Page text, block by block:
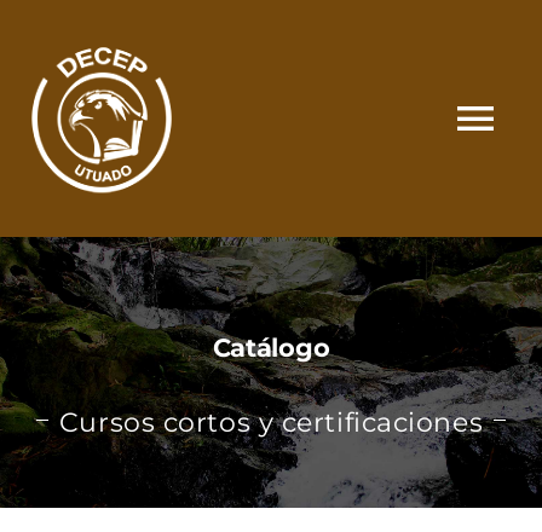
content
SOMOS
CATÁLOGO
MATRÍCULA Y PAGOS
CONTACTO
Catálogo
Cursos cortos y certificaciones